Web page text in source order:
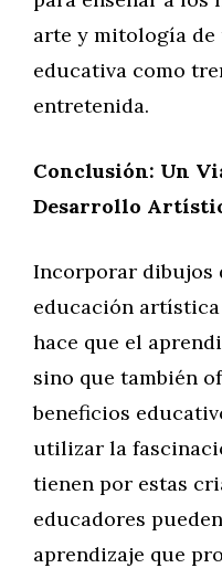
arte y mitología de
educativa como
entretenida.
Conclusión: Un
Desarrollo
Incorporar dibujos
educación
hace que el
sino que también
beneficios
utilizar la
tienen por estas
educadores
aprendizaje que